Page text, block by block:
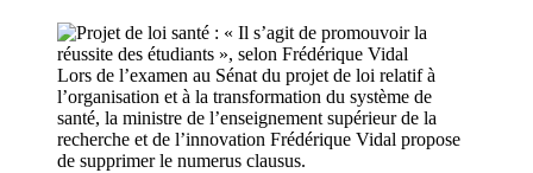
Lors de l’examen au Sénat du projet de loi relatif à
l’organisation et à la transformation du système de
santé, la ministre de l’enseignement supérieur de la
recherche et de l’innovation Frédérique Vidal propose
de supprimer le numerus clausus.